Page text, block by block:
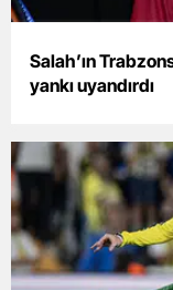
Salah’ın
yankı uyandırdı